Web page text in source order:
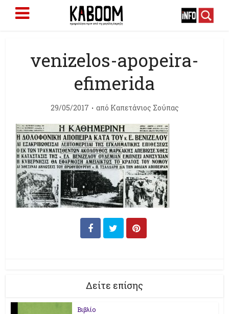
venizelos-apopeira-
efimerida
29/05/2017 από Καπετάνιος Σούπας
Δείτε επίσης
Βιβλίο